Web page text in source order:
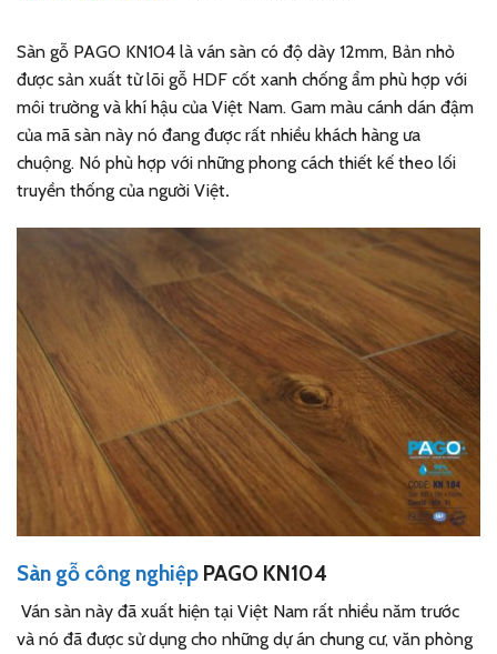
Sàn gỗ PAGO KN104 là ván sàn có độ dày 12mm, Bản nhỏ
được sản xuất từ lõi gỗ HDF cốt xanh chống ẩm phù hợp với
môi trường và khí hậu của Việt Nam. Gam màu cánh dán đậm
của mã sàn này nó đang được rất nhiều khách hàng ưa
chuộng. Nó phù hợp với những phong cách thiết kế theo lối
truyền thống của người Việt.
Sàn gỗ công nghiệp PAGO KN104
Ván sàn này đã xuất hiện tại Việt Nam rất nhiều năm trước
và nó đã được sử dụng cho những dự án chung cư, văn phòng